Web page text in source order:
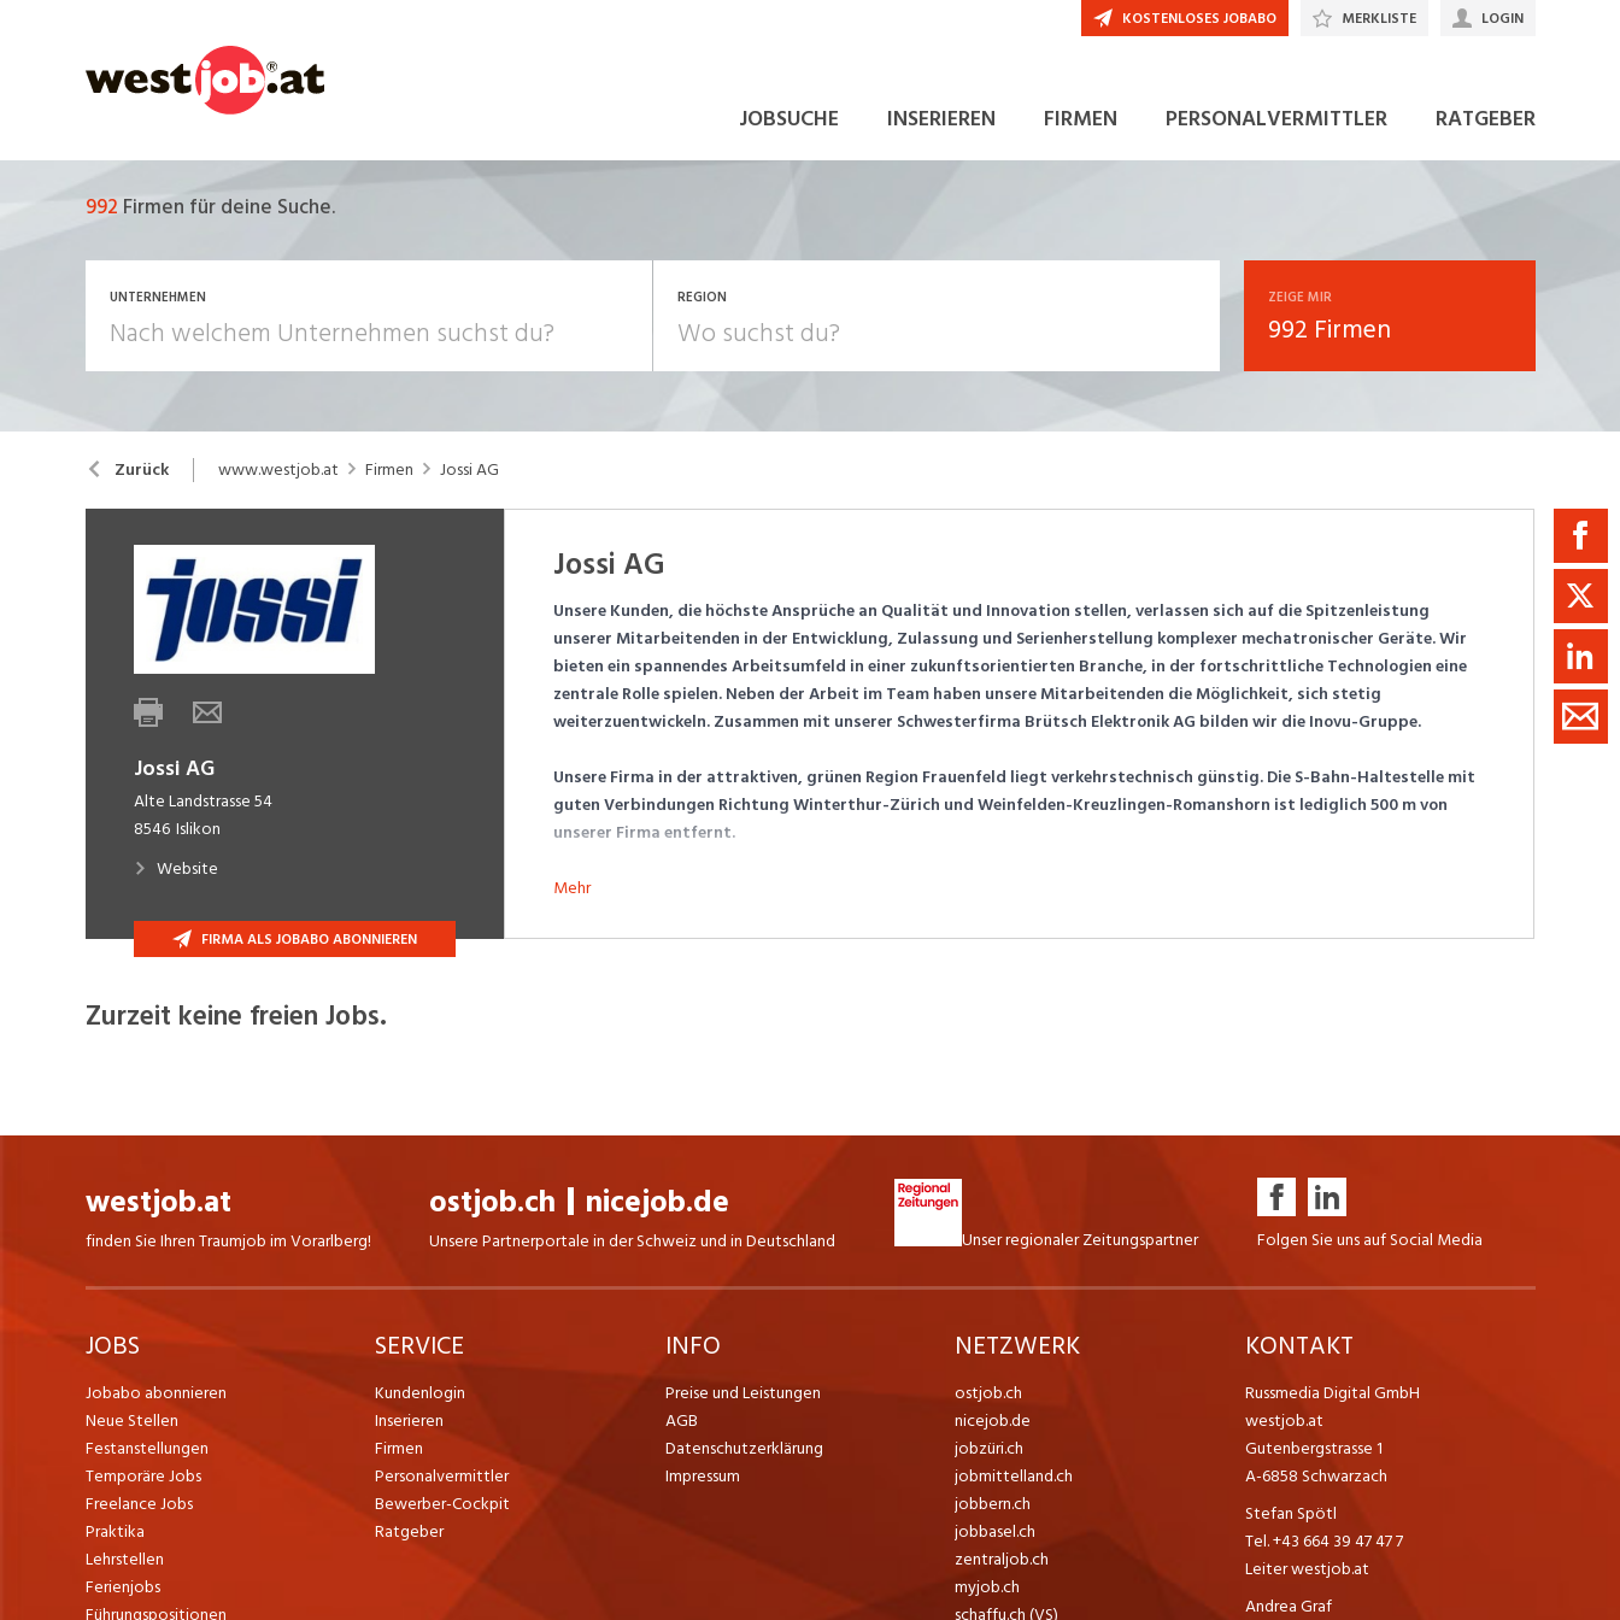
JOBSUCHE INSERIEREN FIRMEN PERSONALVERMITTLER RATGEBER
KOSTENLOSES JOBABO MERKLISTE LOGIN
992 Firmen für deine Suche.
UNTERNEHMEN REGION ZEIGE MIR
992 Firmen
Zurück www.westjob.at Firmen Jossi AG
Jossi AG
Alte Landstrasse 54
8546 Islikon
Website
FIRMA ALS JOBABO ABONNIEREN
Jossi AG
Unsere Kunden, die höchste Ansprüche an Qualität und Innovation stellen, verlassen sich auf die Spitzenleistung
unserer Mitarbeitenden in der Entwicklung, Zulassung und Serienherstellung komplexer mechatronischer Geräte. Wir
bieten ein spannendes Arbeitsumfeld in einer zukunftsorientierten Branche, in der fortschrittliche Technologien eine
zentrale Rolle spielen. Neben der Arbeit im Team haben unsere Mitarbeitenden die Möglichkeit, sich stetig
weiterzuentwickeln. Zusammen mit unserer Schwesterfirma Brütsch Elektronik AG bilden wir die Inovu-Gruppe.
Unsere Firma in der attraktiven, grünen Region Frauenfeld liegt verkehrstechnisch günstig. Die S-Bahn-Haltestelle mit
guten Verbindungen Richtung Winterthur-Zürich und Weinfelden-Kreuzlingen-Romanshorn ist lediglich 500 m von
unserer Firma entfernt.
Mehr
Zurzeit keine freien Jobs.
westjob.at
finden Sie Ihren Traumjob im Vorarlberg!
ostjob.ch nicejob.de
Unsere Partnerportale in der Schweiz und in Deutschland Unser regionaler Zeitungspartner Folgen Sie uns auf Social Media
JOBS
Jobabo abonnieren
Neue Stellen
Festanstellungen
Temporäre Jobs
Freelance Jobs
Praktika
Lehrstellen
Ferienjobs
SERVICE
Kundenlogin
Inserieren
Firmen
Personalvermittler
Bewerber-Cockpit
Ratgeber
INFO
Preise und Leistungen
AGB
Datenschutzerklärung
Impressum
NETZWERK
ostjob.ch
nicejob.de
jobzüri.ch
jobmittelland.ch
jobbern.ch
jobbasel.ch
zentraljob.ch
myjob.ch
KONTAKT
Russmedia Digital GmbH
westjob.at
Gutenbergstrasse 1
A-6858 Schwarzach
Stefan Spötl
Tel. +43 664 39 47 47 7
Leiter westjob.at
Andrea Graf